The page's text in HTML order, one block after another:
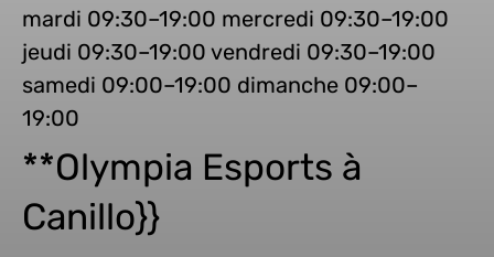
mardi 09:30–19:00 mercredi 09:30–19:00
jeudi 09:30–19:00 vendredi 09:30–19:00
samedi 09:00–19:00 dimanche 09:00–
19:00
**Olympia Esports à
Canillo}}